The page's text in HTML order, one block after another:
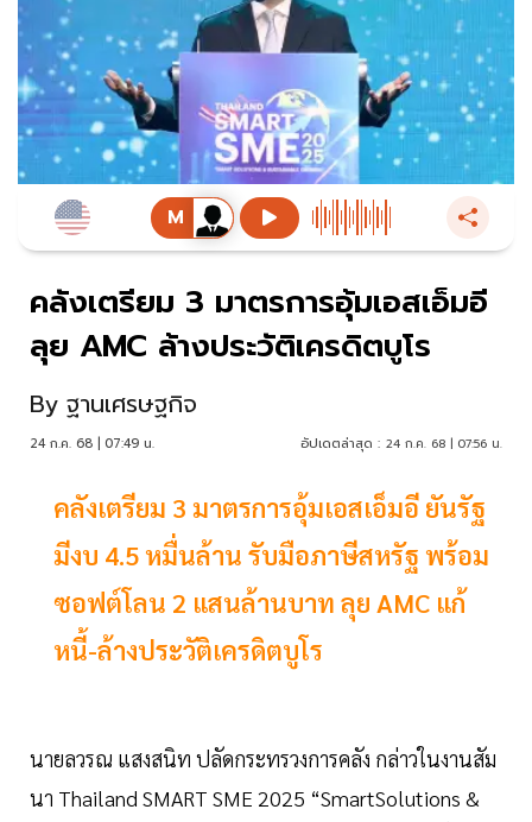
คลังเตรียม 3 มาตรการอุ้มเอสเอ็มอี
ลุย AMC ล้างประวัติเครดิตบูโร
By ฐานเศรษฐกิจ
24 ก.ค. 68 | 07:49 น. อัปเดตล่าสุด : 24 ก.ค. 68 | 07:56 น.
คลังเตรียม 3 มาตรการอุ้มเอสเอ็มอี ยันรัฐ
มีงบ 4.5 หมื่นล้าน รับมือภาษีสหรัฐ พร้อม
ซอฟต์โลน 2 แสนล้านบาท ลุย AMC แก้
หนี้-ล้างประวัติเครดิตบูโร
นายลวรณ แสงสนิท ปลัดกระทรวงการคลัง กล่าวในงานสัม
นา Thailand SMART SME 2025 “SmartSolutions &